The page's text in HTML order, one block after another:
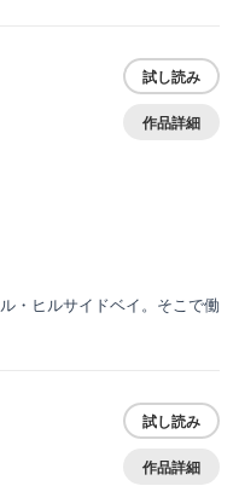
試し読み
作品詳細
・ヒルサイドベイ。そこで働
試し読み
作品詳細